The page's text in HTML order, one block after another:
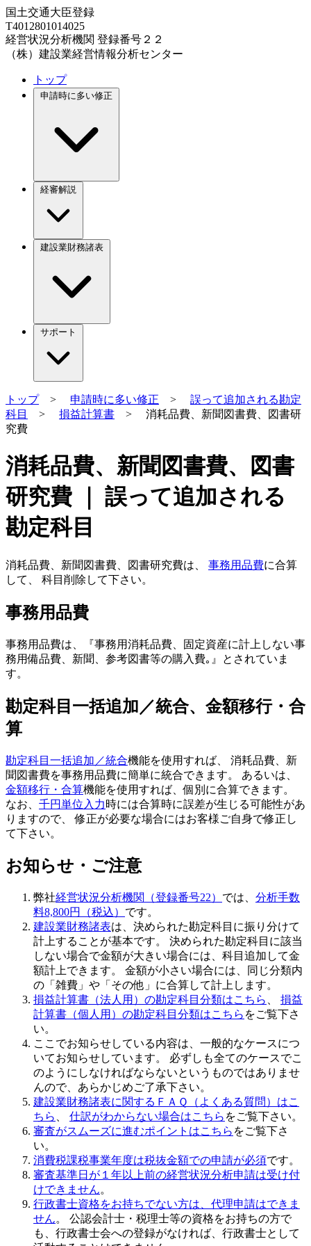
国土交通大臣登録
T4012801014025
経営状況分析機関 登録番号２２
（株）建設業経営情報分析センター
トップ
申請時に多い修正
経審解説
建設業財務諸表
サポート
トップ> 申請時に多い修正 > 誤って追加される勘定
科目
> 損益計算書 > 消耗品費、新聞図書費、図書研
究費
消耗品費、新聞図書費、図書
研究費 ｜ 誤って追加される
勘定科目
消耗品費、新聞図書費、図書研究費は、 事務用品費に合算
して、 科目削除して下さい。
事務用品費
事務用品費は、『事務用消耗品費、固定資産に計上しない事
務用備品費、新聞、参考図書等の購入費｡』とされていま
す。
勘定科目一括追加／統合、金額移行・合
算
勘定科目一括追加／統合機能を使用すれば、 消耗品費、新
聞図書費を事務用品費に簡単に統合できます。 あるいは、
金額移行・合算機能を使用すれば、個別に合算できます。
なお、 千円単位入力時には合算時に誤差が生じる可能性があ
りますので、 修正が必要な場合にはお客様ご自身で修正し
て下さい。
お知らせ・ご注意
弊社経営状況分析機関（登録番号22） では、 分析手数
料8,800円（税込） です。
建設業財務諸表は、決められた勘定科目に振り分けて
計上することが基本です。 決められた勘定科目に該当
しない場合で金額が大きい場合には、科目追加して金
額計上できます。 金額が小さい場合には、同じ分類内
の「雑費」や「その他」に合算して計上します。
損益計算書（法人用）の勘定科目分類はこちら
損益
計算書（個人用）の勘定科目分類はこちら をご覧下さ
い。
ここでお知らせしている内容は、一般的なケースにつ
いてお知らせしています。 必ずしも全てのケースでこ
のようにしなければならないというものではありませ
んので、あらかじめご了承下さい。
建設業財務諸表に関するＦＡＱ（よくある質問）はこ
ちら
仕訳がわからない場合はこちら をご覧下さい。
審査がスムーズに進むポイントはこちら をご覧下さ
い。
消費税課税事業年度は税抜金額での申請が必須です。
審査基準日が１年以上前の経営状況分析申請は受け付
けできません。
行政書士資格をお持ちでない方は、代理申請はできま
せん。 公認会計士・税理士等の資格をお持ちの方で
も、行政書士会への登録がなければ、行政書士として